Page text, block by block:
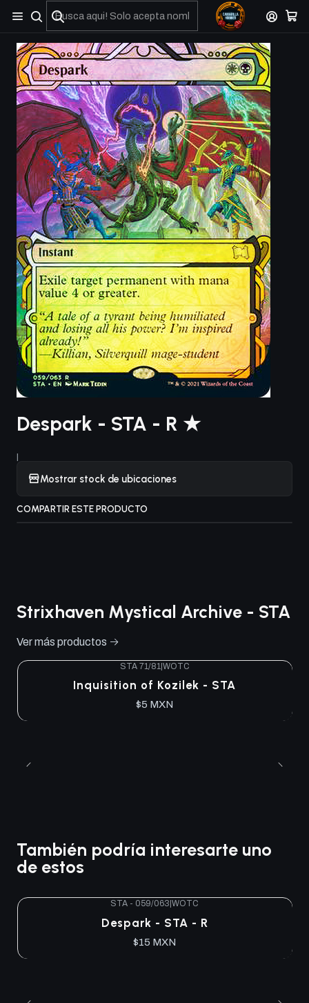
No olviden reportar sus depositos y transferencias por Whatsapp
Despark - STA - R ★
|
Mostrar stock de ubicaciones
COMPARTIR ESTE PRODUCTO
Strixhaven Mystical Archive - STA
Ver más productos
STA 71/81| WOTC
Inquisition of Kozilek - STA
$5 MXN
También podría interesarte uno
de estos
STA - 059/063 WOTC
Despark - STA - R
$15 MXN